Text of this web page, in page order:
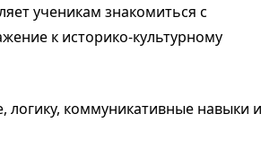
ученикам знакомиться с
к историко-культурному
коммуникативные навыки и